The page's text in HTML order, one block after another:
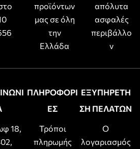
προϊόντων
μας σε όλη
την
Ελλάδα
απόλυτα
ασφαλές
περιβάλλο
ν
18,
ΠΛΗΡΟΦΟΡΙ
ΕΣ
Τρόποι
πληρωμής
ΕΞΥΠΗΡΕΤΗ
ΣΗ ΠΕΛΑΤΩΝ
Ο
λογαριασμός